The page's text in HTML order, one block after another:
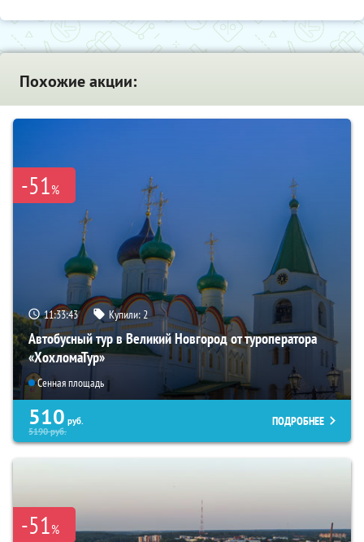
Похожие акции:
-51%
11:33:42 Купили:2
Автобусный тур в Великий Новгород от туроператора
«ХохломаТур»
Сенная площадь
510 руб.
5190руб.
ПОДРОБНЕЕ
-51%